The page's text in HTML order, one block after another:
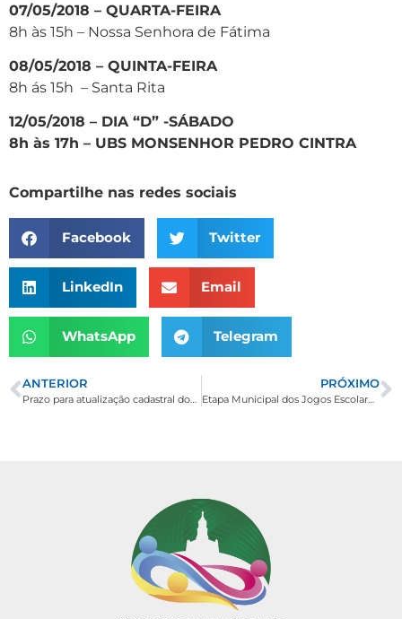
07/05/2018 – QUARTA-FEIRA
8h às 15h – Nossa Senhora de Fátima
08/05/2018 – QUINTA-FEIRA
8h ás 15h – Santa Rita
12/05/2018 – DIA “D” -SÁBADO
8h às 17h – UBS MONSENHOR PEDRO CINTRA
Compartilhe nas redes sociais
Facebook Twitter
LinkedIn Email
WhatsApp Telegram
ANTERIOR PRÓXIMO
Etapa Municipal dos Jogos Escolares de Minas Gerais acontece de 03 a 06 de abril em Borda da Mata